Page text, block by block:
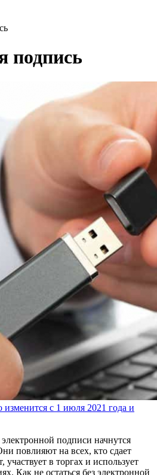
подпись
изменится с 1 июля 2021 года и
подписи начнутся
повлияют на всех, кто сдает
участвует в торгах и использует
Как не остаться без электронной